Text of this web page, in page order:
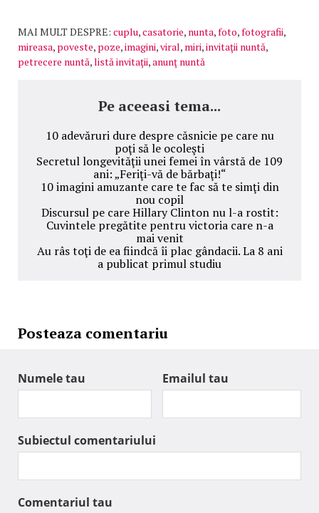
MAI MULT DESPRE: cuplu,casatorie, nunta,foto,fotografii,
mireasa, poveste, poze,imagini,viral, miri,invitaţii nuntă,
petrecere nuntă,listă invitaţii,anunţ nuntă
Pe aceeasi tema...
10 adevăruri dure despre căsnicie pe care nu
poţi să le ocoleşti
Secretul longevităţii unei femei în vârstă de 109
ani: „Feriţi-vă de bărbaţi!“
10 imagini amuzante care te fac să te simţi din
nou copil
Discursul pe care Hillary Clinton nu l-a rostit:
Cuvintele pregătite pentru victoria care n-a
mai venit
Au râs toţi de ea fiindcă îi plac gândacii. La 8 ani
a publicat primul studiu
Posteaza comentariu
Numele tau Emailul tau
Subiectul comentariului
Comentariul tau